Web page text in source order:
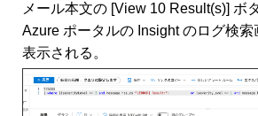
メール本文の [View 10 Result(s)] ボ
Azure ポータルの Insight のログ検
表示される。